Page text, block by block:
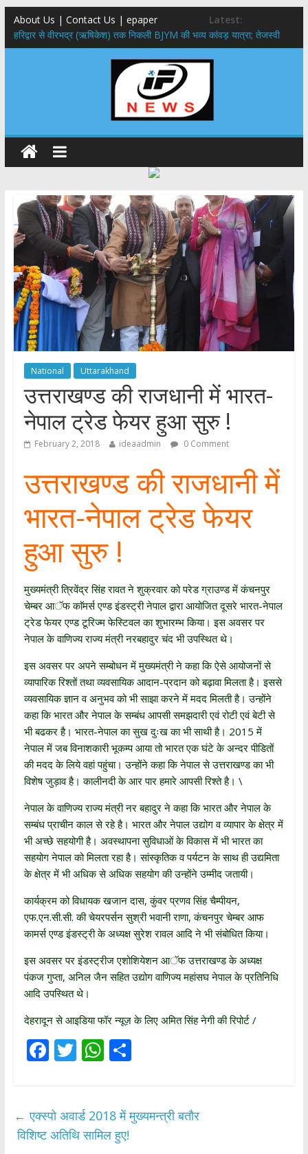
About Us | Contact Us | epaper
Latest:
​हरिद्वार से वीरभद्र (ऋषिकेश) तक निकली BJYM की भव्य कांवड़ यात्रा; तेजस्वी
सूर्या ने की देश व प्रदेशवासियों के कल्याण की कामना
नंदा की चौकी पुल हादसा: PWD के EE, AE और JE निलंबित, सीएम धामी के निर्देश
मुख्यमंत्री ने 9 लाख 87 हजार17 पेंशन लाभार्थियों को कुल 146 करोड़ 32 लाख
राष्ट्रीय हथकरघा दिवस पर मुख्यमंत्री धामी ने उत्कृष्ट बुनकरों और हस्तशिल्प
कारीगरों को किया सम्मानित
​धामी कैबिनेट का बड़ा फैसला: पशुपालकों को 60% तक सब्सिडी, गंगा एक्सप्रेसवे का
हरिद्वार तक होगा विस्तार
National Uttarakhand
उत्तराखण्ड की राजधानी में भारत-
नेपाल ट्रेड फेयर हुआ सुरु !
February 2, 2018 ideaadmin 0 Comment
उत्तराखण्ड की राजधानी में
भारत-नेपाल ट्रेड फेयर
हुआ सुरु !
मुख्यमंत्री त्रिवेंद्र सिंह रावत ने शुक्रवार को परेड ग्राउण्ड में कंचनपुर
चेम्बर आॅफ काॅमर्स एण्ड इंडस्ट्री नेपाल द्वारा आयोजित दूसरे भारत-नेपाल
ट्रेड फेयर एण्ड टूरिज्म फेस्टिवल का शुभारम्भ किया। इस अवसर पर
नेपाल के वाणिज्य राज्य मंत्री नरबहादुर चंद भी उपस्थित थे।
इस अवसर पर अपने सम्बोधन में मुख्यमंत्री ने कहा कि ऐसे आयोजनों से
व्यापारिक रिश्तों तथा व्यवसायिक आदान-प्रदान को बढ़ावा मिलता है। इससे
व्यवसायिक ज्ञान व अनुभव को भी साझा करने में मदद मिलती है। उन्होंने
कहा कि भारत और नेपाल के सम्बंध आपसी समझदारी एवं रोटी एवं बेटी से
भी बढकर है। भारत-नेपाल का सुख दुःख का भी साथी है। 2015 में
नेपाल में जब विनाशकारी भूकम्प आया तो भारत एक घंटे के अन्दर पीडितों
की मदद के लिये वहां पहुंचा। उन्होंने कहा कि नेपाल से उत्तराखण्ड का भी
विशेष जुड़ाव है। कालीनदी के आर पार हमारे आपसी रिश्ते है। \
नेपाल के वाणिज्य राज्य मंत्री नर बहादुर ने कहा कि भारत और नेपाल के
सम्बंध प्राचीन काल से रहे है। भारत और नेपाल उद्योग व व्यापार के क्षेत्र में
भी अच्छे सहयोगी है। अवस्थापना सुविधाओं के विकास में भी भारत का
सहयोग नेपाल को मिलता रहा है। सांस्कृतिक व पर्यटन के साथ ही उद्यमिता
के क्षेत्र में भी अधिक से अधिक सहयोग की उन्होंने उम्मीद जतायी।
कार्यक्रम को विधायक खजान दास, कुंवर प्रणव सिंह चैम्पीयन,
एफ.एन.सी.सी. की चेयरपर्सन सुश्री भवानी राणा, कंचनपुर चेम्बर आफ
कामर्स एण्ड इंडस्ट्री के अध्यक्ष सुरेश रावल आदि ने भी संबोधित किया।
इस अवसर पर इंडस्ट्रीज एशोशियेशन आॅफ उत्तराखण्ड के अध्यक्ष
पंकज गुप्ता, अनिल जैन सहित उद्योग वाणिज्य महांसघ नेपाल के प्रतिनिधि
आदि उपस्थित थे।
देहरादून से आइडिया फॉर न्यूज़ के लिए अमित सिंह नेगी की रिपोर्ट /
F
b
o
T
er
W
s
A
S
e
← एक्स्पो अवार्ड 2018 में मुख्यमन्त्री बतौर
विशिष्ट अतिथि सामिल हुए!